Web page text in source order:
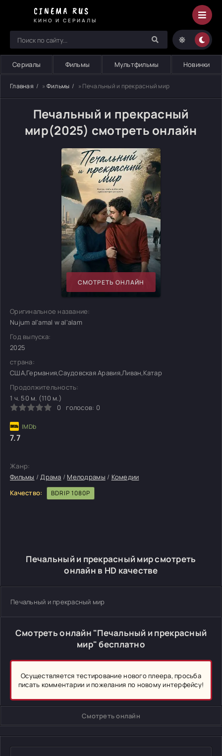
CINEMA RUS
КИНО И СЕРИАЛЫ
Сериалы Фильмы Мультфильмы Новинки
Главная » Фильмы » Печальный и прекрасный мир
Печальный и прекрасный
мир(2025) смотреть онлайн
СМОТРЕТЬ ОНЛАЙН
Оригинальное название:
Nujum al'amal w al'alam
Год выпуска:
2025
страна:
США,Германия,Саудовская Аравия,Ливан,Катар
Продолжительность:
1 ч. 50 м. (110 м.)
0
голосов: 0
7.7
Жанр:
Фильмы /Драма / Мелодрамы / Комедии
Качество:
BDRIP 1080P
Печальный и прекрасный мир смотреть
онлайн в HD качестве
Печальный и прекрасный мир
Смотреть онлайн "Печальный и прекрасный
мир" бесплатно
Осуществляется тестирование нового плеера, просьба
писать комментарии и пожелания по новому интерфейсу!
Смотреть онлайн